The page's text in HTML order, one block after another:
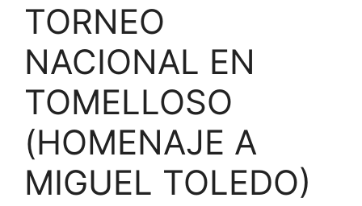
TORNEO
NACIONAL EN
TOMELLOSO
(HOMENAJE A
MIGUEL TOLEDO)